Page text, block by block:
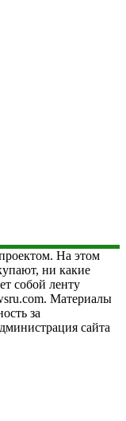
На этом
ни какие
собой ленту
Материалы
за
сайта